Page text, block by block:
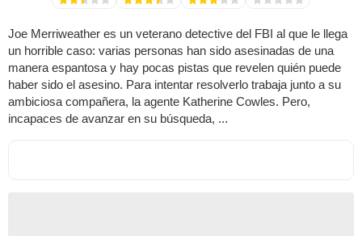
Joe Merriweather es un veterano detective del FBI al que le llega
un horrible caso: varias personas han sido asesinadas de una
manera espantosa y hay pocas pistas que revelen quién puede
haber sido el asesino. Para intentar resolverlo trabaja junto a su
ambiciosa compañera, la agente Katherine Cowles. Pero,
incapaces de avanzar en su búsqueda, ...